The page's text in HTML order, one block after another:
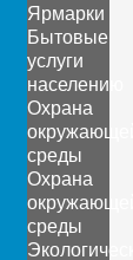
Ярмарки
Бытовые
услуги
населению
Охрана
среды
Охрана
среды